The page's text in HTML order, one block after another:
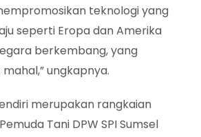
teknologi yang
seperti Eropa dan Amerika
berkembang, yang
ungkapnya.
merupakan rangkaian
Tani DPW SPI Sumsel